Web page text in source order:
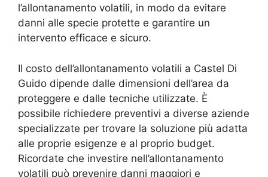
l’allontanamento volatili, in modo da evitare
danni alle specie protette e garantire un
intervento efficace e sicuro.
Il costo dell’allontanamento volatili a Castel Di
Guido dipende dalle dimensioni dell’area da
proteggere e dalle tecniche utilizzate. È
possibile richiedere preventivi a diverse aziende
specializzate per trovare la soluzione più adatta
alle proprie esigenze e al proprio budget.
Ricordate che investire nell’allontanamento
volatili può prevenire danni maggiori e